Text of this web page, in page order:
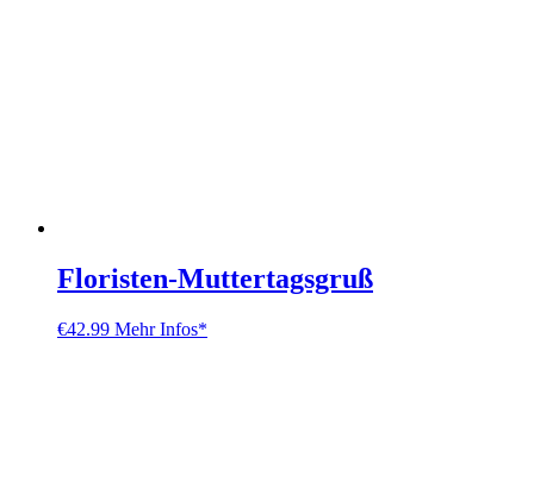
Floristen-Muttertagsgruß
€42.99 Mehr Infos*